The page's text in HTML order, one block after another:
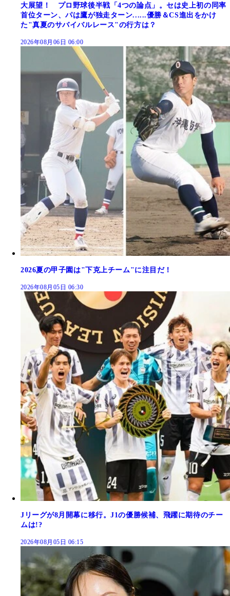
大展望！ プロ野球後半戦「4つの論点」。セは史上初の同率
首位ターン、パは鷹が独走ターン......優勝＆CS進出をかけ
た"真夏のサバイバルレース"の行方は？
2026年08月06日 06:00
2026夏の甲子園は"下克上チーム"に注目だ！
2026年08月05日 06:30
Jリーグが8月開幕に移行。J1の優勝候補、飛躍に期待のチー
ムは!?
2026年08月05日 06:15